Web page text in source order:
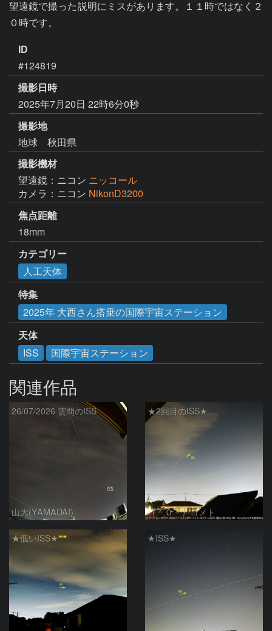
望遠鏡で撮った説明にミスがあります。１１時ではなく２
０時です。
ID
#124819
撮影日時
2025年7月20日 22時6分0秒
撮影地
地球 秋田県
撮影機材
望遠鏡：ニコン ニッコール
カメラ：ニコン NikonD3200
焦点距離
18mm
カテゴリー
人工天体
特集
2025年 大西さん搭乗の国際宇宙ステーション
天体
ISS
国際宇宙ステーション
関連作品
26/07/2026 雲間のISS
山大(YAMADAI)
★2回目のISS★
（＾０＾）コメト
★低いISS★ ★ISS★